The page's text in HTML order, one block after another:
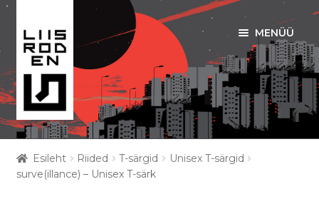
Liigu
navigeerimisele
Liigu
sisu
juurde
MENÜÜ
ART PRINDID
RIIDED
Esileht Riided T-särgid
Unisex T-särgid
surve(illance) – Unisex T-särk